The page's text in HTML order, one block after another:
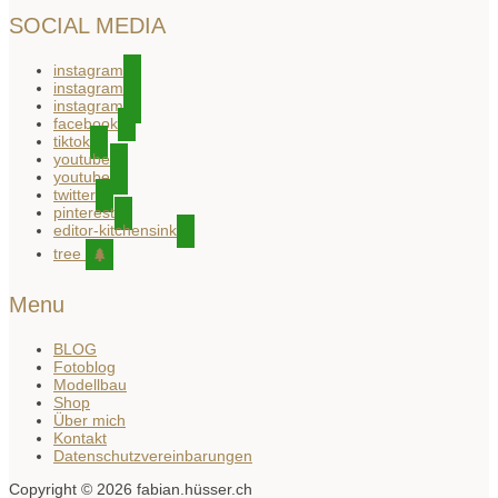
SOCIAL MEDIA
instagram
instagram
instagram
facebook
tiktok
youtube
youtube
twitter
pinterest
editor-kitchensink
tree
Menu
BLOG
Fotoblog
Modellbau
Shop
Über mich
Kontakt
Datenschutzvereinbarungen
Copyright © 2026 fabian.hüsser.ch